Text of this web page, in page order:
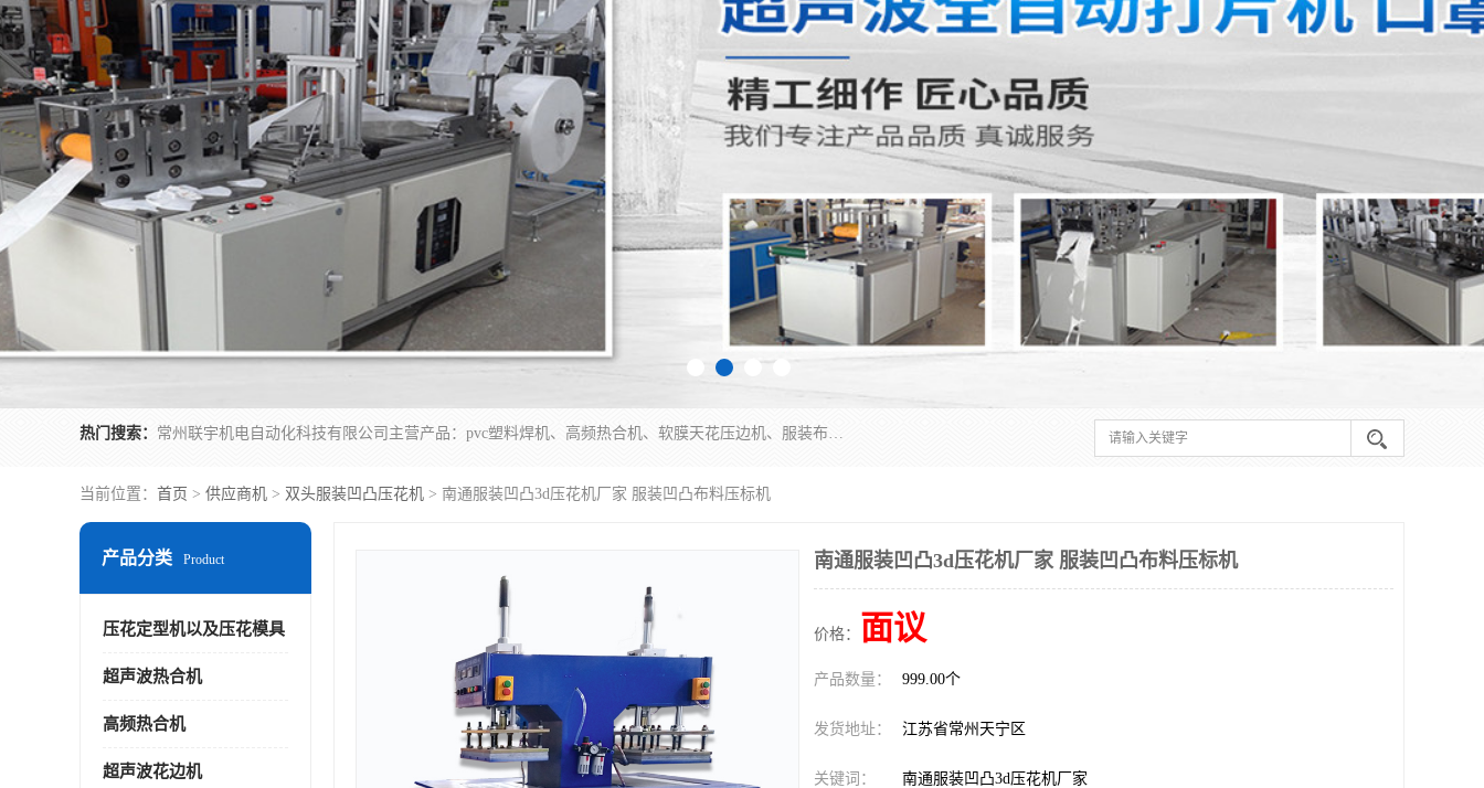
热门搜索： 常州联宇机电自动化科技有限公司主营产品：pvc塑料焊机、高频热合机、软膜天花压边机、服装布料凹凸压花机、布料3d压印设备、服装植胶设备、超声波布料花边机、无纺布热合机、全自动压花机。
当前位置： 首页 > 供应商机 > 双头服装凹凸压花机 > 南通服装凹凸3d压花机厂家 服装凹凸布料压标机
产品分类 Product
压花定型机以及压花模具
超声波热合机
高频热合机
超声波花边机
南通服装凹凸3d压花机厂家 服装凹凸布料压标机
价格： 面议
产品数量： 999.00个
发货地址： 江苏省常州天宁区
关键词： 南通服装凹凸3d压花机厂家